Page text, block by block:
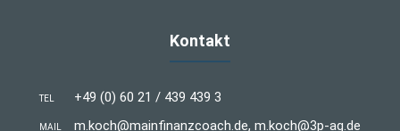
Kontakt
TEL +49 (0) 60 21 / 439 439 3
MAIL m.koch@mainfinanzcoach.de, m.koch@3p-ag.de